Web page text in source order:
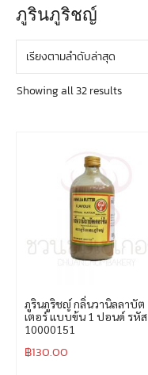
ภูรินภูริชญ์
Showing all 32 results
ภูรินภูริชญ์ กลิ่นวานิลลาบัต
เตอร์ แบบข้น 1 ปอนด์ รหัส
10000151
฿130.00